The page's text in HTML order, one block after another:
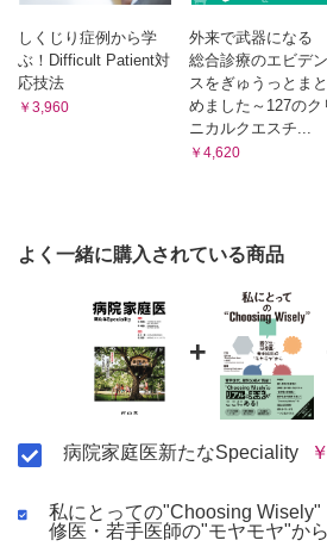
Ⅴ章 病院を起点とした地域医療
29 病院と地域をつなぐ退院支援
退院支援をソーシャルワーカーに丸投
病院で行う訪問診療はこんなに凄い
訪問看護師の気持ちになってみる！
病院家庭医と地域包括ケア病棟はベス
しくじり症例から学
ぶ！Difficult Patient対
応技法
￥3,960
外来で武器になる
総合診療のエビデン
スをぎゅうっとまと
めました～127のク
ニカルクエスチ...
￥4,620
よく一緒に購入されている商品
+
病院家庭医新たなSpeciality
私にとっての"Choosing
修医・若手医師の"モヤモヤ"から